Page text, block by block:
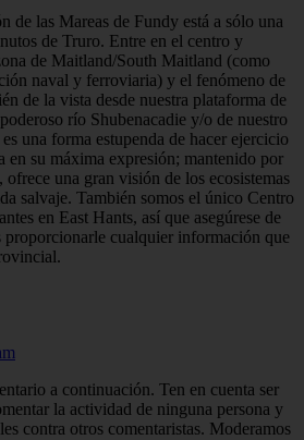
de las Mareas de Fundy está a sólo una
de Truro. Entre en el centro y
de Maitland/South Maitland (como
naval y ferroviaria) y el fenómeno de
de la vista desde nuestra plataforma de
río Shubenacadie y/o de nuestro
una forma estupenda de hacer ejercicio
en su máxima expresión; mantenido por
una gran visión de los ecosistemas
salvaje. También somos el único Centro
en East Hants, así que asegúrese de
proporcionarle cualquier información que
a continuación. Ten en cuenta ser
la actividad de ninguna persona y
contra otros comentaristas. Moderamos